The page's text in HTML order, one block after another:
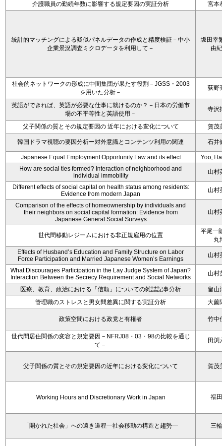
介護職員の勤続年数に影響する規定要因の実証分析
宮本
統計的マッチングによる疑似パネルデータの作成と精度検証－中小
企業景況調査ミクロデータを利用して－
坂田幸
由
社会的ネットワークの形成に中間集団が果たす役割－JGSS・2003
を用いた分析－
荻野
英語ができれば、英語が必要な仕事に就けるのか？－日本の労働市
場の不平等性と英語使用－
寺沢
父子関係の質とその規定要因の 近年における変化について 賀茂
韓国ドラマ視聴の要因分析ー対外意識とコンテンツ利用の関連 石井
Japanese Equal Employment Opportunity Law and its effect
Yoo,
How are social ties formed? Interaction of neighborhood and
individual immobility
山村
Different effects of social capital on health status among residents:
Evidence from modern Japan
山村
Comparison of the effects of homeownership by individuals and
their neighbors on social capital formation: Evidence from
Japanese General Social Surveys
山村
世代間移動レジームにおける非正規雇用の位置
平尾一
丸
Effects of Husband’s Education and Family Structure on Labor
Force Participation and Married Japanese Women’s Earnings
山村
What Discourages Participation in the Lay Judge System of Japan?
Interaction Between the Secrecy Requirement and Social Networks
山村
医療、教育、政治における「信頼」についての雑誌記事分析
畠山
管理職のストレスと男女間差異に関する実証分析
大薗
政策空間における政党と有権者 竹中
世代間居住関係の変容と規定要因－NFRJ08・03・98の比較を通じ
て－
田渕
父子関係の質とその規定要因の近年における変化について 賀茂
Working Hours and Discretionary Work in Japan 福
「開かれた社会」への遠き道程―社会移動の構造と趨勢― 三